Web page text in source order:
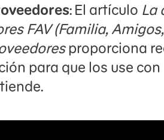
:El artículo La
FAV (Familia,
proporciona
para que los use